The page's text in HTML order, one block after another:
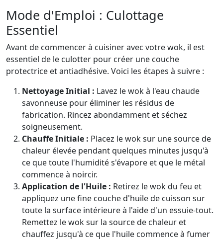
Mode d'Emploi : Culottage
Essentiel
Avant de commencer à cuisiner avec votre wok, il est
essentiel de le culotter pour créer une couche
protectrice et antiadhésive. Voici les étapes à suivre :
Nettoyage Initial : Lavez le wok à l'eau chaude
savonneuse pour éliminer les résidus de
fabrication. Rincez abondamment et séchez
soigneusement.
Chauffe Initiale : Placez le wok sur une source de
chaleur élevée pendant quelques minutes jusqu'à
ce que toute l'humidité s'évapore et que le métal
commence à noircir.
Application de l'Huile : Retirez le wok du feu et
appliquez une fine couche d'huile de cuisson sur
toute la surface intérieure à l'aide d'un essuie-tout.
Remettez le wok sur la source de chaleur et
chauffez jusqu'à ce que l'huile commence à fumer